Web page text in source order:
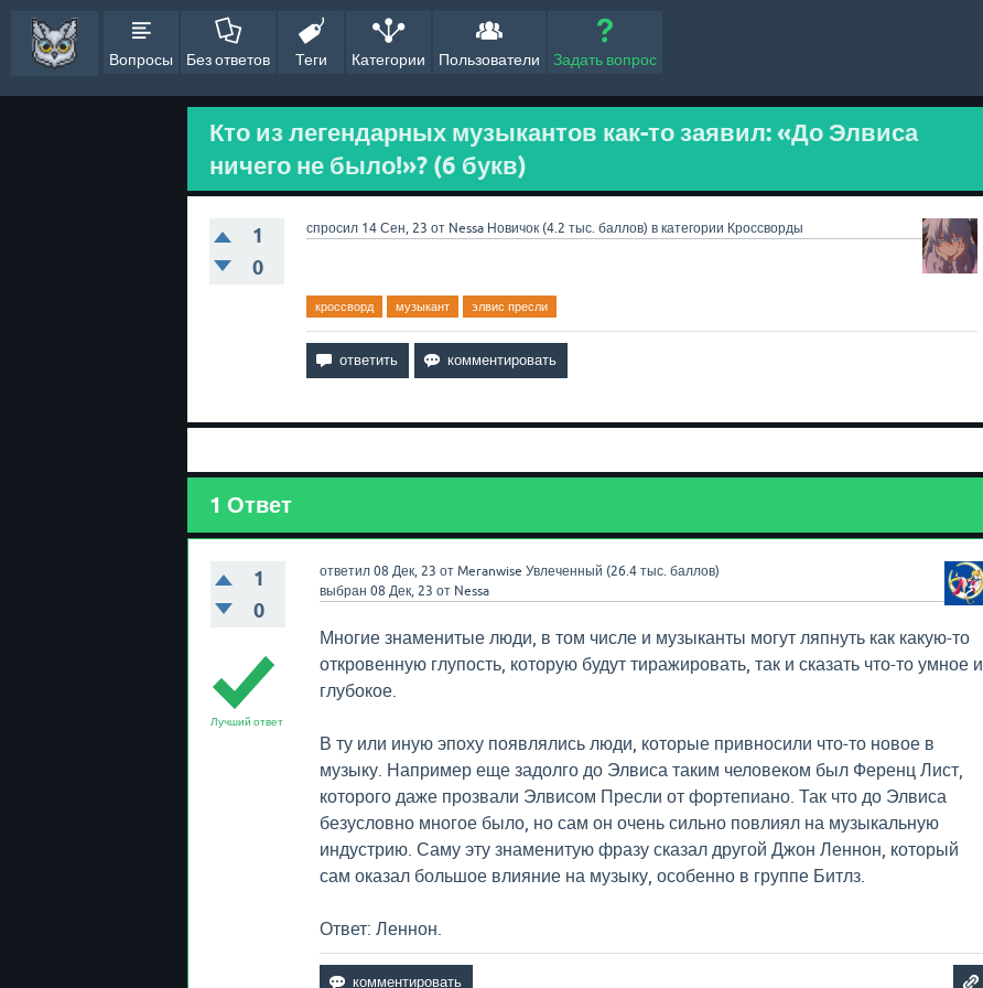
Вопросы Без ответов Теги Категории Пользователи Задать вопрос
Кто из легендарных музыкантов как-то заявил: «До Элвиса
ничего не было!»? (6 букв)
1
0
спросил 14 Сен, 23 от Nessa Новичок (4.2 тыс. баллов) в категории Кроссворды
кроссворд музыкант элвис пресли
1 Ответ
1
0
ответил 08 Дек, 23 от Meranwise Увлеченный (26.4 тыс.баллов)
выбран 08 Дек, 23 от Nessa
Лучший ответ
Многие знаменитые люди, в том числе и музыканты могут ляпнуть как какую-то
откровенную глупость, которую будут тиражировать, так и сказать что-то умное и
глубокое.
В ту или иную эпоху появлялись люди, которые привносили что-то новое в
музыку. Например еще задолго до Элвиса таким человеком был Ференц Лист,
которого даже прозвали Элвисом Пресли от фортепиано. Так что до Элвиса
безусловно многое было, но сам он очень сильно повлиял на музыкальную
индустрию. Саму эту знаменитую фразу сказал другой Джон Леннон, который
сам оказал большое влияние на музыку, особенно в группе Битлз.
Ответ: Леннон.